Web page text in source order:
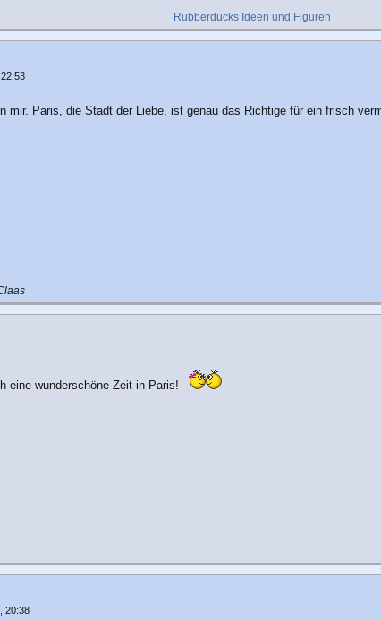
Rubberducks Ideen und Figuren
mir. Paris, die Stadt der Liebe, ist genau das Richtige für ein frisch
eine wunderschöne Zeit in Paris!
20:38